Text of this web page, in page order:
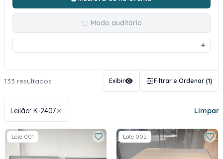
Modo auditório
133 resultados Exibir Filtrar e Ordenar (1)
Leilão: K-2407 Limpar
Lote 001 Lote 002